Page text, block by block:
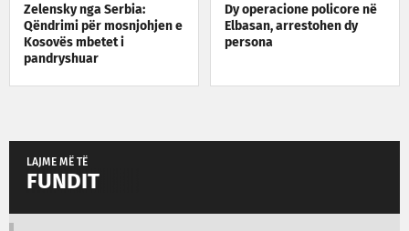
Dy operacione policore në
Elbasan, arrestohen dy
persona
Zelensky nga Serbia:
Qëndrimi për mosnjohjen e
Kosovës mbetet i
pandryshuar
LAJME MË TË
FUNDIT